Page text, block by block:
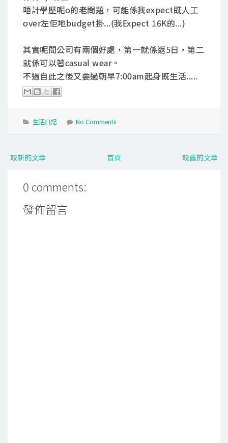
唔計學歷呢o的老問題，可能係我expect既人工
over左佢地budget掛...(我Expect 16K的...)
其實呢間公司有兩個好處，第一就係返5日，第二
就係可以著casual wear。
不過自此之後又要過朝早7:00am起身既生活.....
生活日記 No Comments
較新的文章 較舊的文章
首頁
0 comments:
發佈留言